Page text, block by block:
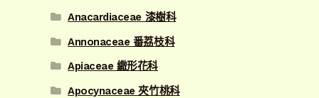
Anacardiaceae 漆樹科
Annonaceae 番荔枝科
Apiaceae 繖形花科
Apocynaceae 夾竹桃科